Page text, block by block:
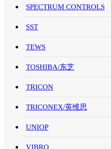
SPECTRUM CONTROLS
SST
TEWS
TOSHIBA/东芝
TRICON
TRICONEX/英维思
UNIOP
VIBRO